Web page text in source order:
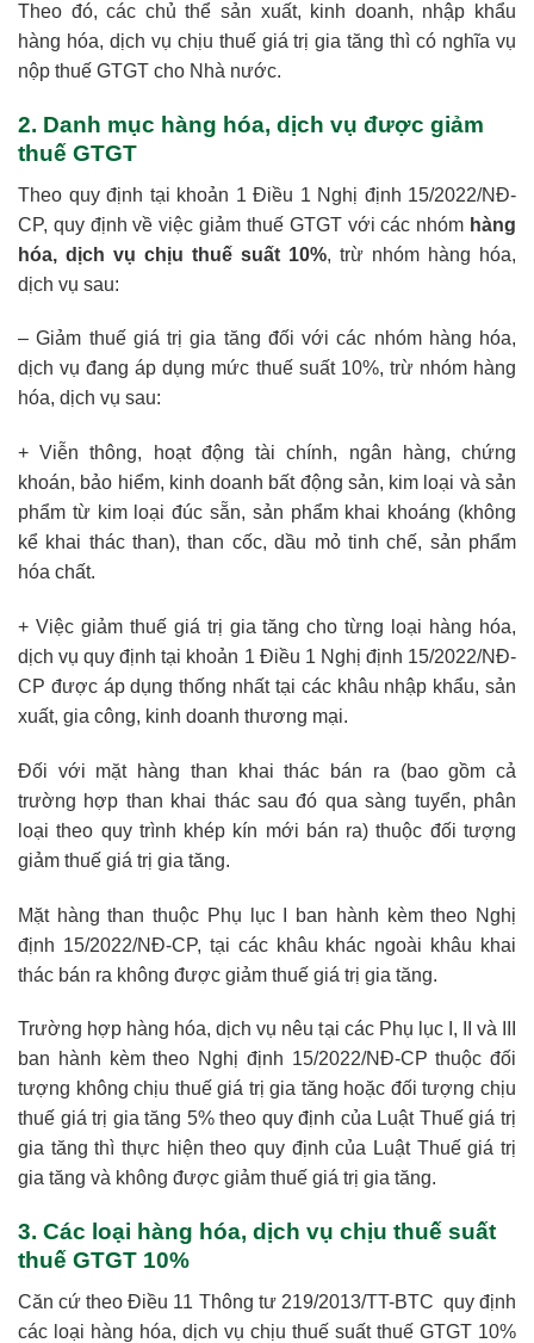
Theo đó, các chủ thể sản xuất, kinh doanh, nhập khẩu
hàng hóa, dịch vụ chịu thuế giá trị gia tăng thì có nghĩa vụ
nộp thuế GTGT cho Nhà nước.
2. Danh mục hàng hóa, dịch vụ được giảm
thuế GTGT
Theo quy định tại khoản 1 Điều 1 Nghị định 15/2022/NĐ-
CP, quy định về việc giảm thuế GTGT với các nhóm hàng
hóa, dịch vụ chịu thuế suất 10%, trừ nhóm hàng hóa,
dịch vụ sau:
– Giảm thuế giá trị gia tăng đối với các nhóm hàng hóa,
dịch vụ đang áp dụng mức thuế suất 10%, trừ nhóm hàng
hóa, dịch vụ sau:
+ Viễn thông, hoạt động tài chính, ngân hàng, chứng
khoán, bảo hiểm, kinh doanh bất động sản, kim loại và sản
phẩm từ kim loại đúc sẵn, sản phẩm khai khoáng (không
kể khai thác than), than cốc, dầu mỏ tinh chế, sản phẩm
hóa chất.
+ Việc giảm thuế giá trị gia tăng cho từng loại hàng hóa,
dịch vụ quy định tại khoản 1 Điều 1 Nghị định 15/2022/NĐ-
CP được áp dụng thống nhất tại các khâu nhập khẩu, sản
xuất, gia công, kinh doanh thương mại.
Đối với mặt hàng than khai thác bán ra (bao gồm cả
trường hợp than khai thác sau đó qua sàng tuyển, phân
loại theo quy trình khép kín mới bán ra) thuộc đối tượng
giảm thuế giá trị gia tăng.
Mặt hàng than thuộc Phụ lục I ban hành kèm theo Nghị
định 15/2022/NĐ-CP, tại các khâu khác ngoài khâu khai
thác bán ra không được giảm thuế giá trị gia tăng.
Trường hợp hàng hóa, dịch vụ nêu tại các Phụ lục I, II và III
ban hành kèm theo Nghị định 15/2022/NĐ-CP thuộc đối
tượng không chịu thuế giá trị gia tăng hoặc đối tượng chịu
thuế giá trị gia tăng 5% theo quy định của Luật Thuế giá trị
gia tăng thì thực hiện theo quy định của Luật Thuế giá trị
gia tăng và không được giảm thuế giá trị gia tăng.
3. Các loại hàng hóa, dịch vụ chịu thuế suất
thuế GTGT 10%
Căn cứ theo Điều 11 Thông tư 219/2013/TT-BTC quy định
các loại hàng hóa, dịch vụ chịu thuế suất thuế GTGT 10%